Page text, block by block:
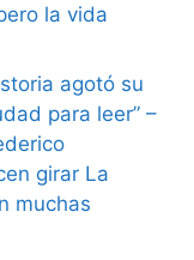
la vida
agotó su
para leer” –
girar La
muchas